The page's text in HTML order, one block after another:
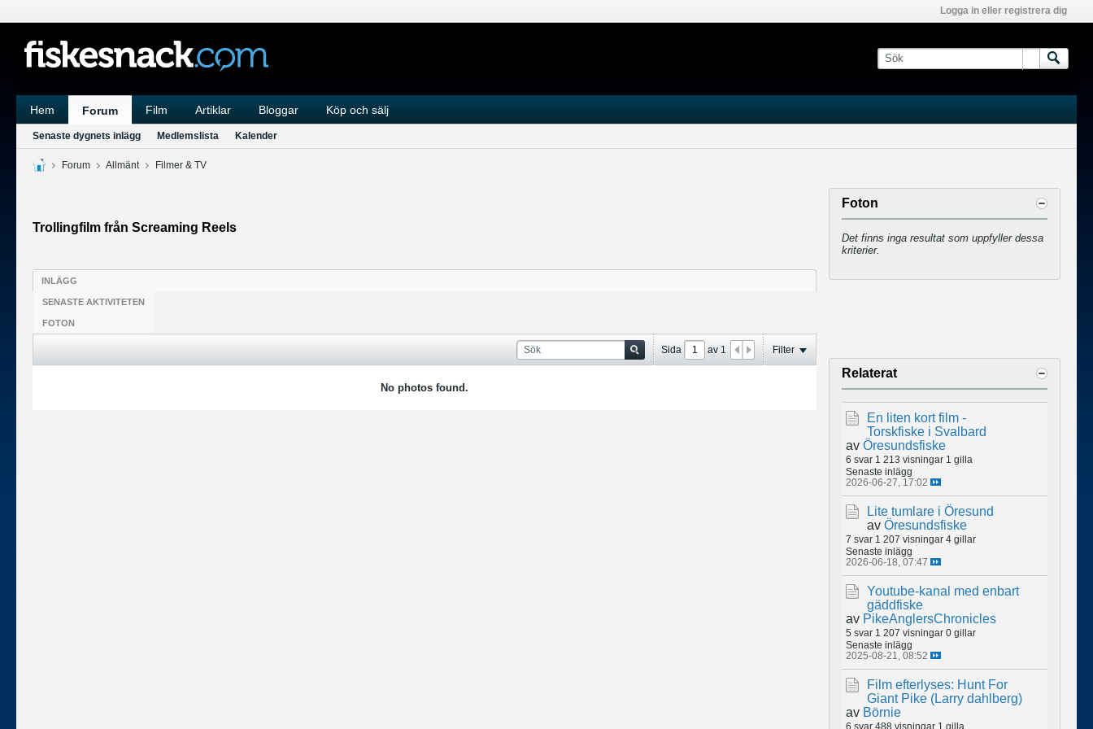
Logga in eller registrera dig
Hem Forum Film Artiklar Bloggar Köp och sälj
Senaste dygnets inlägg Medlemslista Kalender
Forum Allmänt Filmer & TV
Trollingfilm från Screaming Reels
INLÄGG
SENASTE AKTIVITETEN
FOTON
Sida av 1 Filter
No photos found.
Foton
Det finns inga resultat som uppfyller dessa
kriterier.
Relaterat
En liten kort film -
Torskfiske i Svalbard
av Öresundsfiske
6 svar 1 213 visningar 1 gilla
Senaste inlägg
2026-06-27, 17:02
Lite tumlare i Öresund
av Öresundsfiske
7 svar 1 207 visningar 4 gillar
Senaste inlägg
2026-06-18, 07:47
Youtube-kanal med enbart
gäddfiske
av PikeAnglersChronicles
5 svar 1 207 visningar 0 gillar
Senaste inlägg
2025-08-21, 08:52
Film efterlyses: Hunt For
Giant Pike (Larry dahlberg)
av Börnie
6 svar 488 visningar 1 gilla